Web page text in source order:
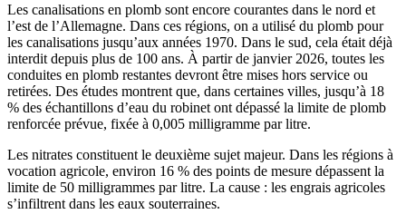
Les canalisations en plomb sont encore courantes dans le nord et
l’est de l’Allemagne. Dans ces régions, on a utilisé du plomb pour
les canalisations jusqu’aux années 1970. Dans le sud, cela était déjà
interdit depuis plus de 100 ans. À partir de janvier 2026, toutes les
conduites en plomb restantes devront être mises hors service ou
retirées. Des études montrent que, dans certaines villes, jusqu’à 18
% des échantillons d’eau du robinet ont dépassé la limite de plomb
renforcée prévue, fixée à 0,005 milligramme par litre.
Les nitrates constituent le deuxième sujet majeur. Dans les régions à
vocation agricole, environ 16 % des points de mesure dépassent la
limite de 50 milligrammes par litre. La cause : les engrais agricoles
s’infiltrent dans les eaux souterraines.